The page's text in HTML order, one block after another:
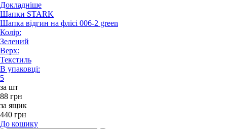
Докладніше
Шапки STARK
Шапка відгин на флісі 006-2 green
Колір:
Зелений
Верх:
Текстиль
В упаковці:
5
за шт
88 грн
за ящик
440 грн
До кошику